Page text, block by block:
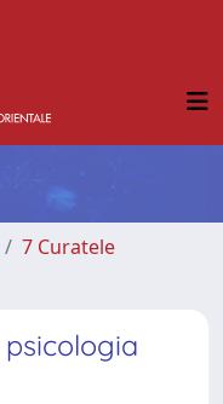
7 Curatele